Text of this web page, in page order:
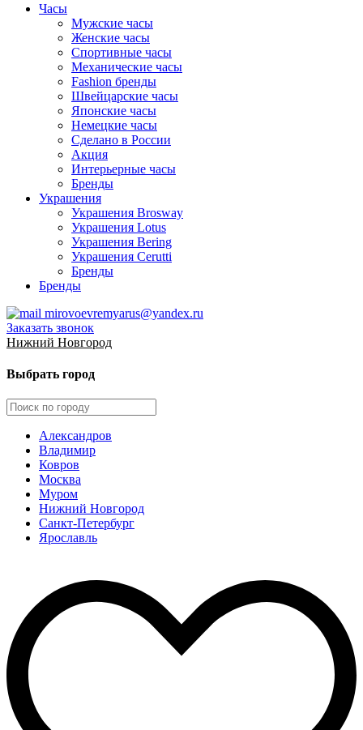
Часы
Мужские часы
Женские часы
Спортивные часы
Механические часы
Fashion бренды
Швейцарские часы
Японские часы
Немецкие часы
Сделано в России
Акция
Интерьерные часы
Бренды
Украшения
Украшения Brosway
Украшения Lotus
Украшения Bering
Украшения Cerutti
Бренды
Бренды
mirovoevremyarus@yandex.ru
Заказать звонок
Нижний Новгород
Выбрать город
Александров
Владимир
Ковров
Москва
Муром
Нижний Новгород
Санкт-Петербург
Ярославль